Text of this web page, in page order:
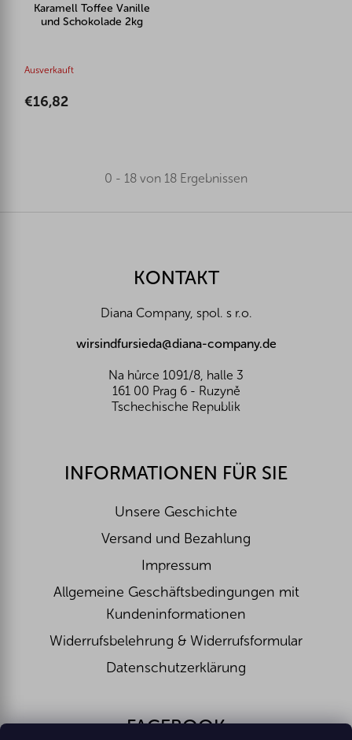
Karamell Toffee Vanille
und Schokolade 2kg
Ausverkauft
€16,82
0 - 18 von 18 Ergebnissen
KONTAKT
Diana Company, spol. s r.o.
wirsindfursieda@diana-company.de
Na hůrce 1091/8, halle 3
161 00 Prag 6 - Ruzyně
Tschechische Republik
INFORMATIONEN FÜR SIE
Unsere Geschichte
Versand und Bezahlung
Impressum
Allgemeine Geschäftsbedingungen mit
Kundeninformationen
Widerrufsbelehrung & Widerrufsformular
Datenschutzerklärung
FACEBOOK